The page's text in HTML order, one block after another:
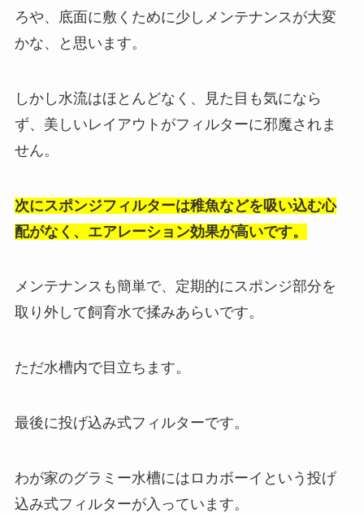
ろや、底面に敷くために少しメンテナンスが大変
かな、と思います。
しかし水流はほとんどなく、見た目も気になら
ず、美しいレイアウトがフィルターに邪魔されま
せん。
次にスポンジフィルターは稚魚などを吸い込む心
配がなく、エアレーション効果が高いです。
メンテナンスも簡単で、定期的にスポンジ部分を
取り外して飼育水で揉みあらいです。
ただ水槽内で目立ちます。
最後に投げ込み式フィルターです。
わが家のグラミー水槽にはロカボーイという投げ
込み式フィルターが入っています。